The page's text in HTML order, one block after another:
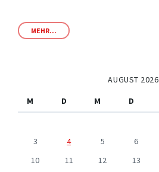
MEHR...
AUGUST 2026
M
D M D
3
4 5 6
10
11 12 13